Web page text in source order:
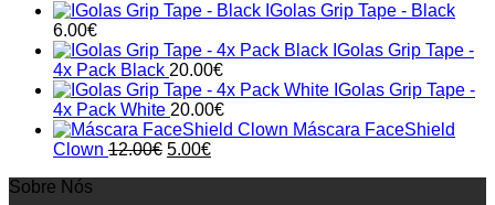
IGolas Grip Tape - Black
6.00€
IGolas Grip Tape -
4x Pack Black 20.00€
IGolas Grip Tape -
4x Pack White 20.00€
Máscara FaceShield
Clown 12.00€ Original
5.00€Current
Sobre Nós